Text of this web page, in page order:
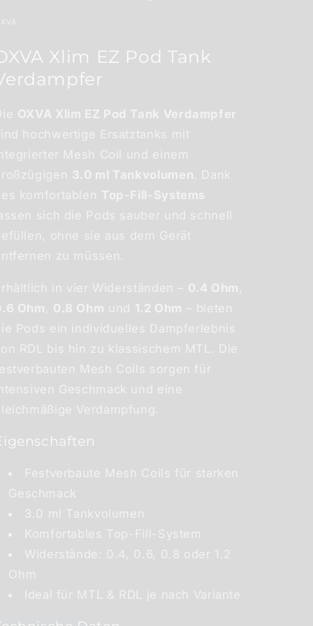
Xlim EZ Pod Tank
OXVA Xlim EZ Pod Tank Verdampfer
hochwertige Ersatztanks mit
integrierter Mesh Coil und einem
3.0 ml Tankvolumen. Dank
komfortablen Top-Fill-Systems
sich die Pods sauber und schnell
ohne sie aus dem Gerät
zu müssen.
in vier Widerständen – 0.4 Ohm ,
Ohm , 0.8 Ohm und 1.2 Ohm – bieten
Pods ein individuelles Dampferlebnis
RDL bis hin zu klassischem MTL. Die
Mesh Coils sorgen für
intensiven Geschmack und eine
Verdampfung.
Festverbaute Mesh Coils für starken
Geschmack
3.0 ml Tankvolumen
Komfortables Top-Fill-System
Widerstände: 0.4, 0.6, 0.8 oder 1.2
Ohm
Ideal für MTL & RDL je nach Variante